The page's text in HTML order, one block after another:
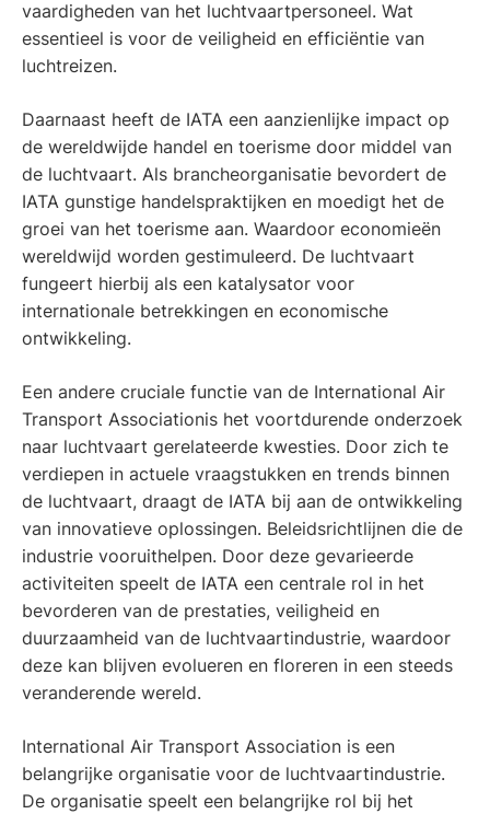
vaardigheden van het luchtvaartpersoneel. Wat
essentieel is voor de veiligheid en efficiëntie van
luchtreizen.
Daarnaast heeft de IATA een aanzienlijke impact op
de wereldwijde handel en toerisme door middel van
de luchtvaart. Als brancheorganisatie bevordert de
IATA gunstige handelspraktijken en moedigt het de
groei van het toerisme aan. Waardoor economieën
wereldwijd worden gestimuleerd. De luchtvaart
fungeert hierbij als een katalysator voor
internationale betrekkingen en economische
ontwikkeling.
Een andere cruciale functie van de International Air
Transport Associationis het voortdurende onderzoek
naar luchtvaart gerelateerde kwesties. Door zich te
verdiepen in actuele vraagstukken en trends binnen
de luchtvaart, draagt de IATA bij aan de ontwikkeling
van innovatieve oplossingen. Beleidsrichtlijnen die de
industrie vooruithelpen. Door deze gevarieerde
activiteiten speelt de IATA een centrale rol in het
bevorderen van de prestaties, veiligheid en
duurzaamheid van de luchtvaartindustrie, waardoor
deze kan blijven evolueren en floreren in een steeds
veranderende wereld.
International Air Transport Association is een
belangrijke organisatie voor de luchtvaartindustrie.
De organisatie speelt een belangrijke rol bij het